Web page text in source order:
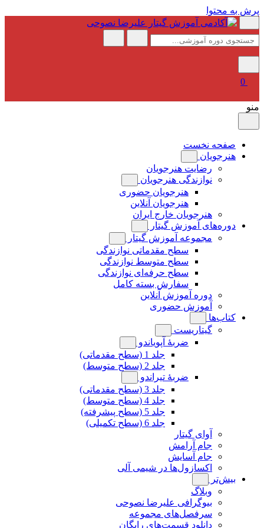
پرش به محتوا
0
منو
صفحه نخست
هنرجویان
رضایت هنرجویان
نوازندگی هنرجویان
هنرجویان حضوری
هنرجویان آنلاین
هنرجویان خارج ایران
دوره‌های آموزش گیتار
مجموعه آموزش گیتار
سطح مقدماتی نوازندگی
سطح متوسط نوازندگی
سطح حرفه‌ای نوازندگی
سفارش بسته کامل
دوره آموزش آنلاین
آموزش حضوری
کتاب‌ها
گیتاریست
ضربۀ آپویاندو
جلد 1 (سطح مقدماتی)
جلد 2 (سطح متوسط)
ضربۀ تیراندو
جلد 3 (سطح مقدماتی)
جلد 4 (سطح متوسط)
جلد 5 (سطح پیشرفته)
جلد 6 (سطح تکمیلی)
آوای گیتار
جام آرامش
جام آسایش
اکسازول‌ها در شیمی آلی
بیش‌تر
وبلاگ
بیوگرافی علیرضا نصوحی
سرفصل‌های مجموعه
دانلود قسمت‌های رایگان